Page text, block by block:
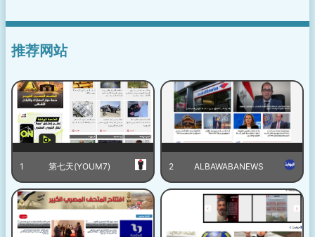
推荐网站
1 第七天(YOUM7) 2 ALBAWABANEWS